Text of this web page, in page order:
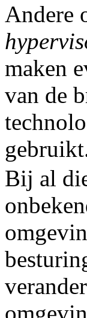
Andere
maken
van de
Bij al